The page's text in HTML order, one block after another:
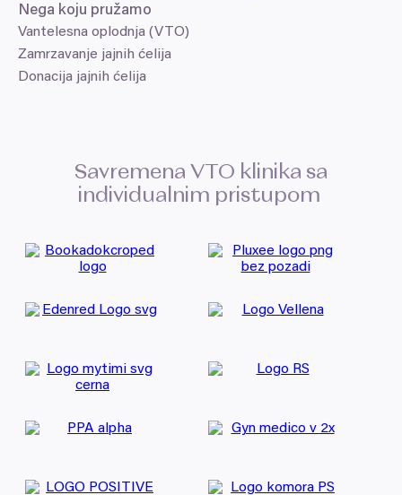
Nega koju pružamo
Vantelesna oplodnja (VTO)
Donacija jajnih ćelija
Zamrzavanje jajnih ćelija
Savremena VTO klinika sa
individualnim pristupom